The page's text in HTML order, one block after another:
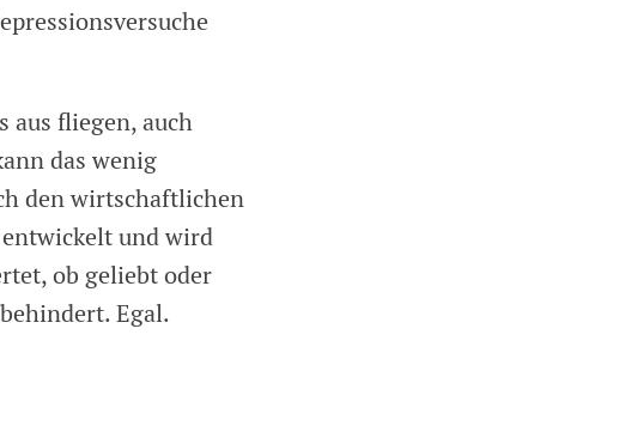
aus fliegen, auch
das wenig
den wirtschaftlichen
und wird
ob geliebt oder
Egal.